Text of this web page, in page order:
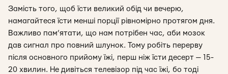
Замість того, щоб їсти великий обід чи вечерю,
намагайтеся їсти менші порції рівномірно протягом дня.
Важливо пам’ятати, що нам потрібен час, аби мозок
дав сигнал про повний шлунок. Тому робіть перерву
після основного прийому їжі, перш ніж їсти десерт — 15-
20 хвилин. Не дивіться телевізор під час їжі, бо тоді